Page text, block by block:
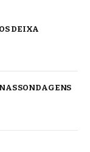
DEIXA
SONDAGENS